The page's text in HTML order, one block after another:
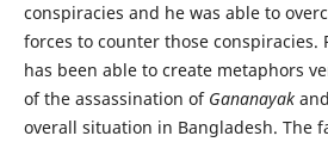
conspiracies and he was able to
forces to counter those conspiracies.
has been able to create metaphors
of the assassination of Gananayak
overall situation in Bangladesh. The